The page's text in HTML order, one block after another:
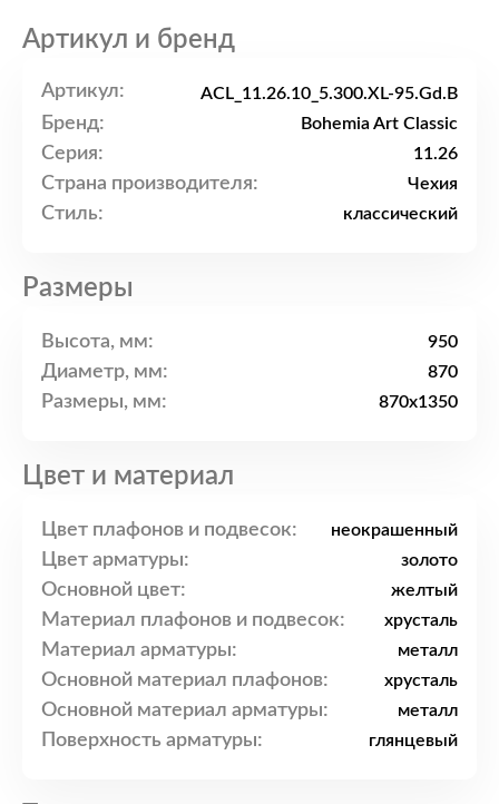
Артикул и бренд
Артикул: ACL_11.26.10_5.300.XL-95.Gd.B
Бренд: Bohemia Art Classic
Серия: 11.26
Страна производителя: Чехия
Стиль: классический
Размеры
Высота, мм: 950
Диаметр, мм: 870
Размеры, мм: 870x1350
Цвет и материал
Цвет плафонов и подвесок: неокрашенный
Цвет арматуры: золото
Основной цвет: желтый
Материал плафонов и подвесок: хрусталь
Материал арматуры: металл
Основной материал плафонов: хрусталь
Основной материал арматуры: металл
Поверхность арматуры: глянцевый